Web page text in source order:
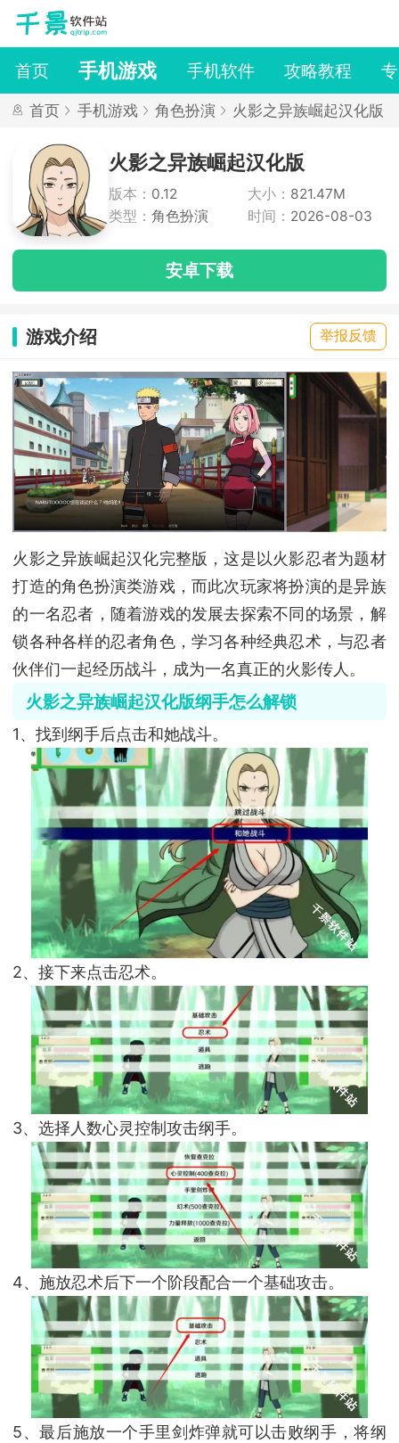
首页 手机游戏 手机软件 攻略教程
首页 手机游戏 角色扮演 火影之异族崛起汉化版
火影之异族崛起汉化版
版本： 0.12 大小： 821.47M
类型： 角色扮演 时间： 2026-08-03
安卓下载
游戏介绍 举报反馈
火影之异族崛起汉化完整版，这是以火影忍者为题材
打造的角色扮演类游戏，而此次玩家将扮演的是异族
的一名忍者，随着游戏的发展去探索不同的场景，解
锁各种各样的忍者角色，学习各种经典忍术，与忍者
伙伴们一起经历战斗，成为一名真正的火影传人。
火影之异族崛起汉化版纲手怎么解锁
1、找到纲手后点击和她战斗。
2、接下来点击忍术。
3、选择人数心灵控制攻击纲手。
4、施放忍术后下一个阶段配合一个基础攻击。
5、最后施放一个手里剑炸弹就可以击败纲手，将纲